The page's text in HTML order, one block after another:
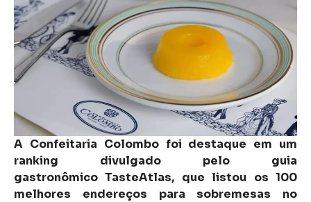
A Confeitaria Colombo foi destaque em um
ranking divulgado pelo guia
gastronômico TasteAtlas, que listou os 100
melhores endereços para sobremesas no